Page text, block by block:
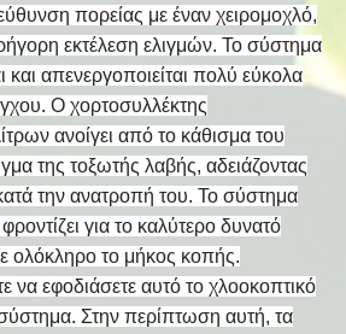
πορείας με έναν χειρομοχλό,
εκτέλεση ελιγμών. Το σύστημα
και απενεργοποιείται πολύ εύκολα
Ο χορτοσυλλέκτης
ανοίγει από το κάθισμα του
της τοξωτής λαβής, αδειάζοντας
την ανατροπή του. Το σύστημα
για το καλύτερο δυνατό
ολόκληρο το μήκος κοπής.
να εφοδιάσετε αυτό το χλοοκοπτικό
Στην περίπτωση αυτή, τα